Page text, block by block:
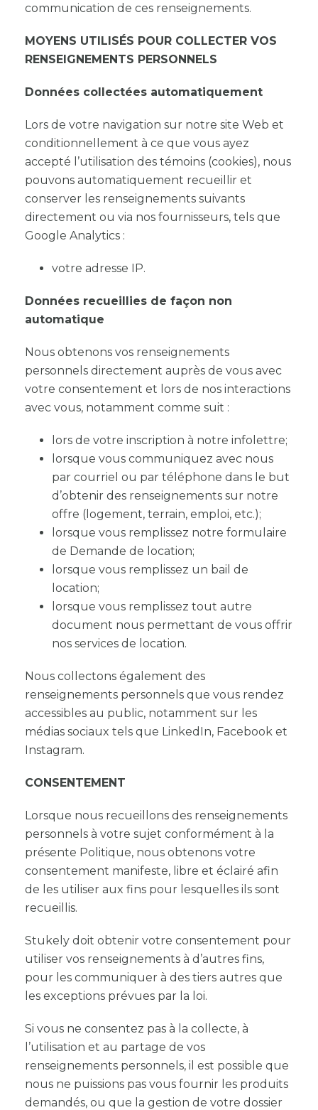
communication de ces renseignements.
MOYENS UTILISÉS POUR COLLECTER VOS
RENSEIGNEMENTS PERSONNELS
Données collectées automatiquement
Lors de votre navigation sur notre site Web et
conditionnellement à ce que vous ayez
accepté l’utilisation des témoins (cookies), nous
pouvons automatiquement recueillir et
conserver les renseignements suivants
directement ou via nos fournisseurs, tels que
Google Analytics :
votre adresse IP.
Données recueillies de façon non
automatique
Nous obtenons vos renseignements
personnels directement auprès de vous avec
votre consentement et lors de nos interactions
avec vous, notamment comme suit :
lors de votre inscription à notre infolettre;
lorsque vous communiquez avec nous
par courriel ou par téléphone dans le but
d’obtenir des renseignements sur notre
offre (logement, terrain, emploi, etc.);
lorsque vous remplissez notre formulaire
de Demande de location;
lorsque vous remplissez un bail de
location;
lorsque vous remplissez tout autre
document nous permettant de vous offrir
nos services de location.
Nous collectons également des
renseignements personnels que vous rendez
accessibles au public, notamment sur les
médias sociaux tels que LinkedIn, Facebook et
Instagram.
CONSENTEMENT
Lorsque nous recueillons des renseignements
personnels à votre sujet conformément à la
présente Politique, nous obtenons votre
consentement manifeste, libre et éclairé afin
de les utiliser aux fins pour lesquelles ils sont
recueillis.
Stukely doit obtenir votre consentement pour
utiliser vos renseignements à d’autres fins,
pour les communiquer à des tiers autres que
les exceptions prévues par la loi.
Si vous ne consentez pas à la collecte, à
l’utilisation et au partage de vos
renseignements personnels, il est possible que
nous ne puissions pas vous fournir les produits
demandés, ou que la gestion de votre dossier